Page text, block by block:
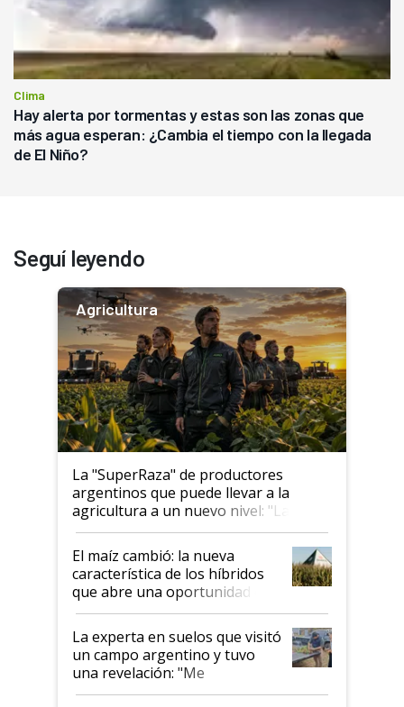
Clima
Hay alerta por tormentas y estas son las zonas que
más agua esperan: ¿Cambia el tiempo con la llegada
de El Niño?
Seguí leyendo
Agricultura
La "SuperRaza" de productores
argentinos que puede llevar a la
agricultura a un nuevo nivel: "Las
posibilidades de crecimiento son
infinitas"
El maíz cambió: la nueva
característica de los híbridos
que abre una oportunidad en
el lote
La experta en suelos que visitó
un campo argentino y tuvo
una revelación: "Me
impresionó mucho"